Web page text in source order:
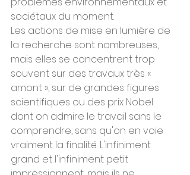
sociétaux du moment.
Les actions de mise en lumière de
la recherche sont nombreuses,
mais elles se concentrent trop
souvent sur des travaux très «
amont », sur de grandes figures
scientifiques ou des prix Nobel
dont on admire le travail sans le
comprendre, sans qu'on en voie
vraiment la finalité. L'infiniment
grand et l'infiniment petit